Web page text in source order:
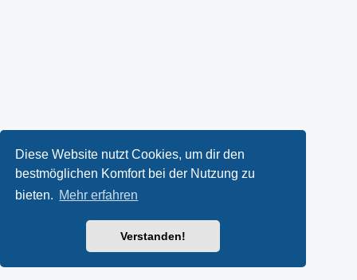
Diese Website nutzt Cookies, um dir den
bestmöglichen Komfort bei der Nutzung zu
bieten. Mehr erfahren
Verstanden!